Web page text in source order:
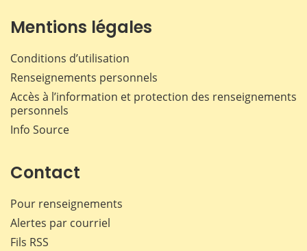
Mentions légales
Conditions d’utilisation
Renseignements personnels
Accès à l’information et protection des renseignements
personnels
Info Source
Contact
Pour renseignements
Alertes par courriel
Fils RSS